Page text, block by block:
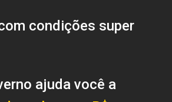
condições super
ajuda você a